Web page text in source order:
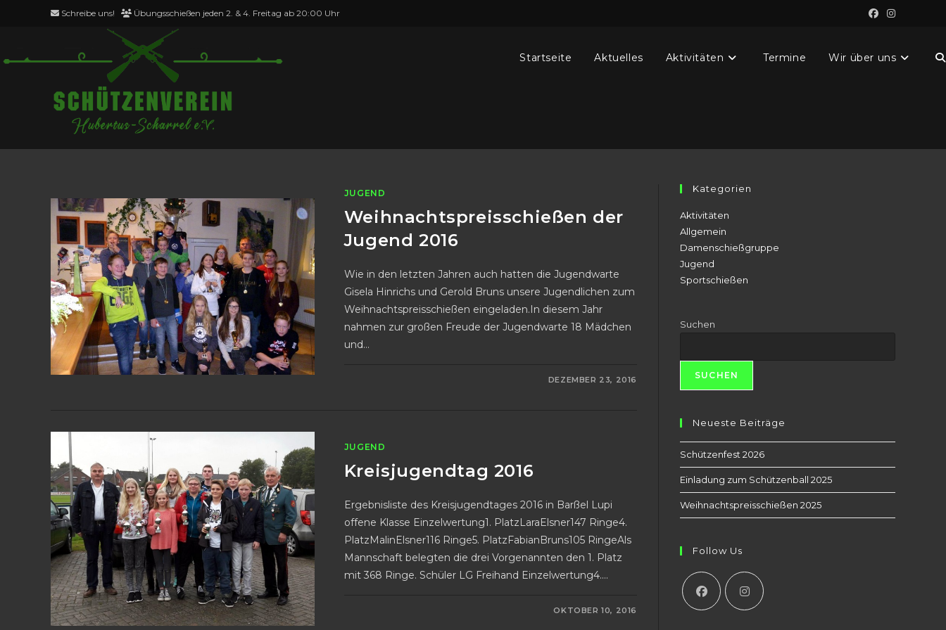
Schreibe uns! Übungsschießen jeden 2. & 4. Freitag ab 20:00 Uhr
Startseite Aktuelles Aktivitäten Termine Wir über uns
jugend
JUGEND
Weihnachtspreisschießen der
Jugend 2016
Wie in den letzten Jahren auch hatten die Jugendwarte
Gisela Hinrichs und Gerold Bruns unsere Jugendlichen zum
Weihnachtspreisschießen eingeladen.In diesem Jahr
nahmen zur großen Freude der Jugendwarte 18 Mädchen
und…
WEIHNACHTSPREISSCHIESSEN D
DEZEMBER 23, 2016
JUGEND
Kreisjugendtag 2016
Ergebnisliste des Kreisjugendtages 2016 in Barßel Lupi
offene Klasse Einzelwertung1. PlatzLaraElsner147 Ringe4.
PlatzMalinElsner116 Ringe5. PlatzFabianBruns105 RingeAls
Mannschaft belegten die drei Vorgenannten den 1. Platz
mit 368 Ringe. Schüler LG Freihand Einzelwertung4.…
OKTOBER 10, 2016
Kategorien
Aktivitäten
Allgemein
Damenschießgruppe
Jugend
Sportschießen
Suchen
SUCHEN
Neueste Beiträge
Schützenfest 2026
Einladung zum Schützenball 2025
Weihnachtspreisschießen 2025
Follow Us